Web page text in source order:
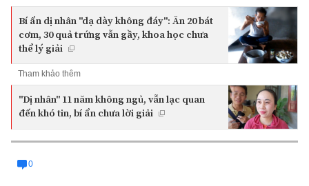
Bí ẩn dị nhân "dạ dày không đáy": Ăn 20 bát
cơm, 30 quả trứng vẫn gầy, khoa học chưa
thể lý giải
Tham khảo thêm
"Dị nhân" 11 năm không ngủ, vẫn lạc quan
đến khó tin, bí ẩn chưa lời giải
0